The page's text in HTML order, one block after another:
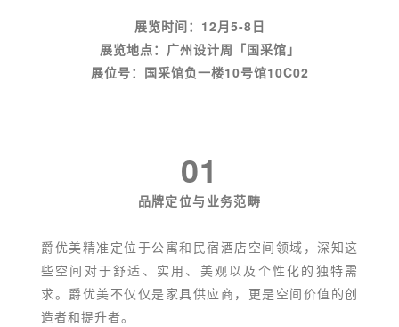
展览时间：12月5-8日
展览地点：广州设计周「国采馆」
展位号：国采馆负一楼10号馆10C02
01
品牌定位与业务范畴
爵优美精准定位于公寓和民宿酒店空间领域，深知这
些空间对于舒适、实用、美观以及个性化的独特需
求。爵优美不仅仅是家具供应商，更是空间价值的创
造者和提升者。